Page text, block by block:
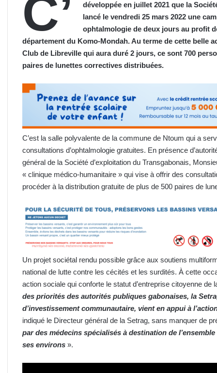
C’
développée en juillet 2021 que la
lancé le vendredi 25 mars 2022 une
ophtalmologie de deux jours au profit
département du Komo-Mondah. Au terme de cette belle
Club de Libreville qui aura duré 2 jours, ce sont 700
paires de lunettes correctives distribuées.
C’est la salle polyvalente de la commune de Ntoum qui a
consultations d’ophtalmologie gratuites. En présence
général de la Société d’exploitation du Transgabonais,
« clinique médico-humanitaire » qui vise à offrir des
procéder à la distribution gratuite de plus de 500 paires de
Un projet sociétal rendu possible grâce aux soutiens
national de lutte contre les cécités et les surdités. À cette
action sociale qui conforte le statut d’entreprise citoyenne de
des priorités des autorités publiques gabonaises, la
d’investissement communautaire, vient en appui à
indiqué le Directeur général de la Setrag, sans manquer de
par des médecins spécialisés à destination de
ses environs ».